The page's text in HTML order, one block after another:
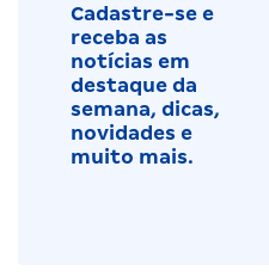
Cadastre-se e
receba as
notícias em
destaque da
semana, dicas,
novidades e
muito mais.